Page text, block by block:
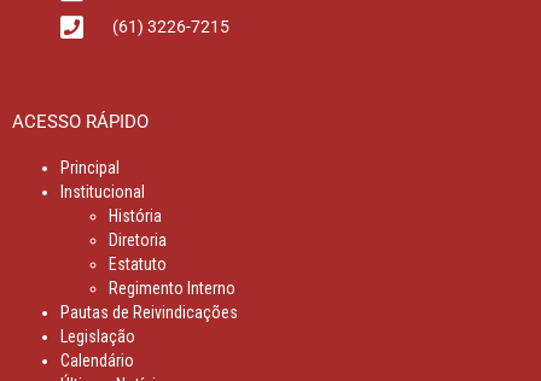
(61) 3226-7215
ACESSO RÁPIDO
Principal
Institucional
História
Diretoria
Estatuto
Regimento Interno
Pautas de Reivindicações
Legislação
Calendário